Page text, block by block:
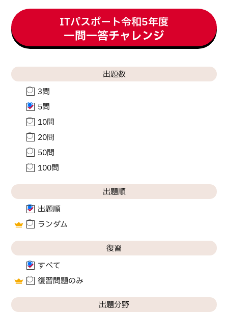
ITパスポート令和5年度
一問一答チャレンジ
出題数
3問
5問
10問
20問
50問
100問
出題順
出題順
ランダム
復習
すべて
復習問題のみ
出題分野